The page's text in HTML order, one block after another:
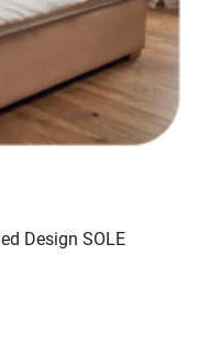
Design SOLE